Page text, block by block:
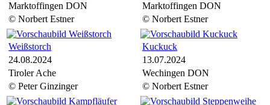
Marktoffingen DON
© Norbert Estner
Marktoffingen DON
© Norbert Estner
Weißstorch
24.08.2024
Tiroler Ache
© Peter Ginzinger
Kuckuck
13.07.2024
Wechingen DON
© Norbert Estner